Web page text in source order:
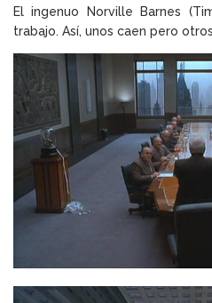
El ingenuo Norville Barnes
trabajo. Así, unos caen pero